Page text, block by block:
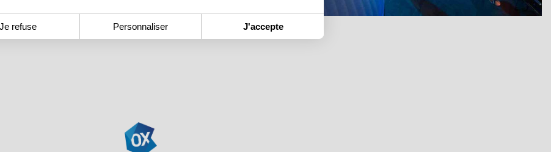
Je refuse Personnaliser J'accepte